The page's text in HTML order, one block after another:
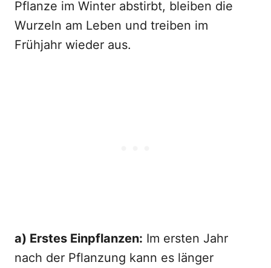
Pflanze im Winter abstirbt, bleiben die
Wurzeln am Leben und treiben im
Frühjahr wieder aus.
a) Erstes Einpflanzen: Im ersten Jahr
nach der Pflanzung kann es länger